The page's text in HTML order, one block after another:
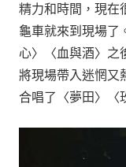
精力和時間，現在
龜車就來到現場了
心〉〈血與酒〉之
將現場帶入迷惘又
合唱了〈夢田〉〈